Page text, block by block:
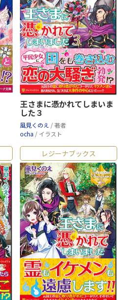
王さまに憑かれてしまいま
した３
風見くのえ / 著者
ocha / イラスト
レジーナブックス